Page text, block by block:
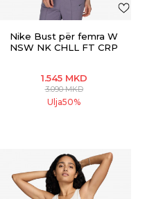
Nike Bust për femra W
NSW NK CHLL FT CRP
1.545 MKD
3.090MKD
Ulja50%